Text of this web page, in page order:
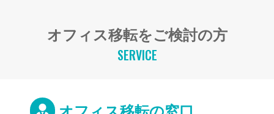
オフィス移転をご検討の方
SERVICE